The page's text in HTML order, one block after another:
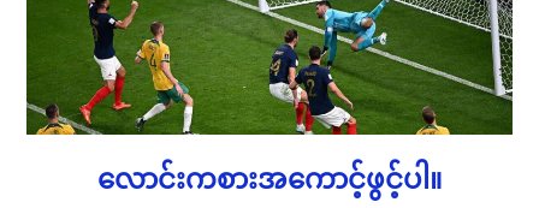
လောင်းကစားအကောင့်ဖွင့်ပါ။